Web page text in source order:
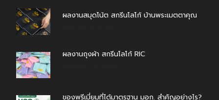
ผลงานสมุดโน้ต สกรีนโลโก้ บ้านพระเมตตาคุณ
ผลงานถุงผ้า สกรีนโลโก้ RIC
ของพรีเมี่ยมที่ได้มาตรฐาน มอก. สำคัญอย่างไร?